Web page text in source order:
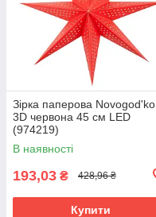
Зірка паперова Novogod'ko
3D червона 45 см LED
(974219)
В наявності
193,03 ₴ 428,96 ₴
Купити